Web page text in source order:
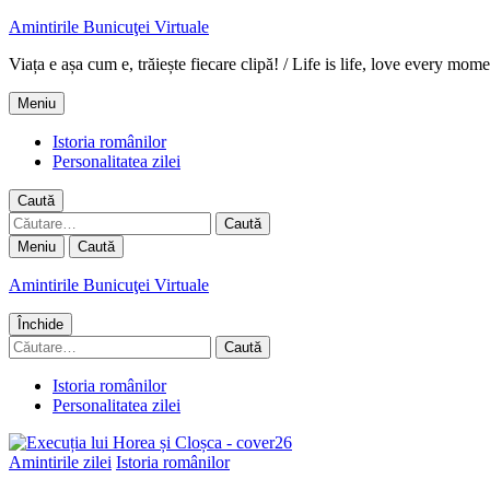
Amintirile Bunicuţei Virtuale
Viața e așa cum e, trăiește fiecare clipă! / Life is life, love every
Meniu
Istoria românilor
Personalitatea zilei
Caută
Caută
după:
Meniu Caută
Amintirile Bunicuţei Virtuale
Închide
Caută
după:
Istoria românilor
Personalitatea zilei
Amintirile zilei Istoria românilor